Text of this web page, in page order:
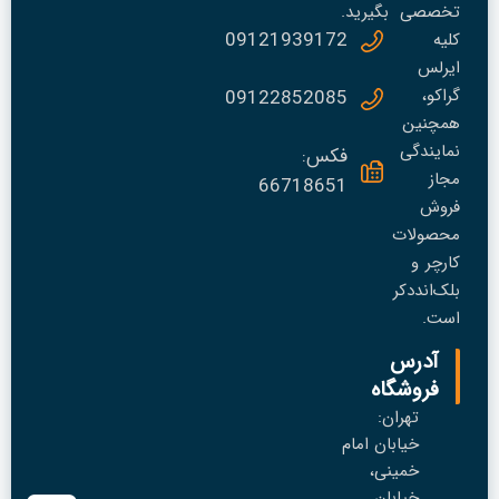
تخصصی
کلیه
ایرلس
گراکو،
همچنین
نمایندگی
مجاز
فروش
محصولات
کارچر و
بلک‌انددکر
است.
آدرس
فروشگاه
تهران:
خیابان امام
خمینی،
بگیرید.
09121939172
09122852085
فکس:
66718651